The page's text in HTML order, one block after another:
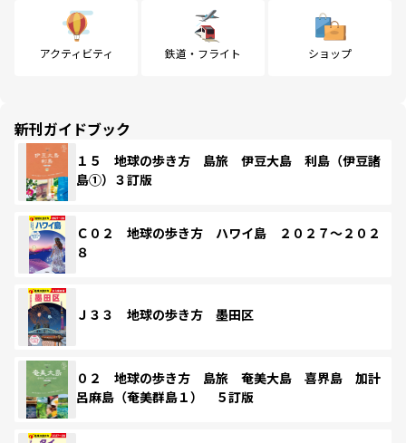
アクティビティ 鉄道・フライト ショップ
新刊ガイドブック
１５ 地球の歩き方 島旅 伊豆大島 利島（伊豆諸
島①）３訂版
Ｃ０２ 地球の歩き方 ハワイ島 ２０２７～２０２
８
Ｊ３３ 地球の歩き方 墨田区
０２ 地球の歩き方 島旅 奄美大島 喜界島 加計
呂麻島（奄美群島１） ５訂版